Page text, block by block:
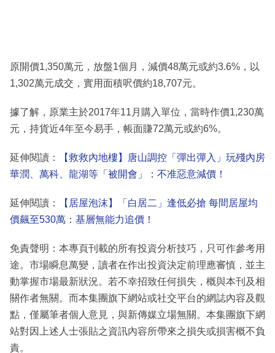
原開價1,350萬元，放盤1個月，減價48萬元或約3.6%，以
1,302萬元成交，實用面積呎價約18,707元。
據了解，原業主於2017年11月購入單位，當時作價1,230萬
元，持貨近4年至今易手，帳面賺72萬元或約6%。
延伸閱讀：
【救救內地樓】唐山調控「彈出彈入」玩殘內房
華潤、萬科、龍湖等「被開會」：不准惡意減價！
延伸閱讀：
【居屋泡沫】「白居二」逢低必搶 每間居屋均
價飆至530萬：基層無能力追價！
免責聲明：本專頁刊載的所有投資分析技巧，只可作參考用
途。市場瞬息萬變，讀者在作出投資決定前理應審慎，並主
動掌握市場最新狀況。若不幸招致任何損失，概與本刊及相
關作者無關。而本集團旗下網站或社交平台的網誌內容及觀
點，僅屬筆者個人意見，與新傳媒立場無關。本集團旗下網
站對因上述人士張貼之資訊內容所帶來之損失或損害概不負
責。